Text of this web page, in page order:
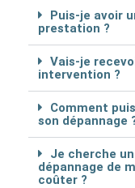
Puis-je avoir
prestation ?
Vais-je
intervention ?
Comment
son dépannage
Je cherche
dépannage de
coûter ?